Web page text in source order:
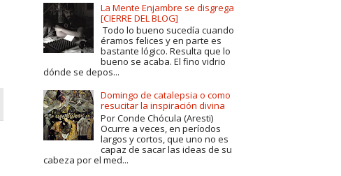
La Mente Enjambre se disgrega
[CIERRE DEL BLOG]
Todo lo bueno sucedía cuando
éramos felices y en parte es
bastante lógico. Resulta que lo
bueno se acaba. El fino vidrio
dónde se depos...
Domingo de catalepsia o como
resucitar la inspiración divina
Por Conde Chócula (Aresti)
Ocurre a veces, en períodos
largos y cortos, que uno no es
capaz de sacar las ideas de su
cabeza por el med...